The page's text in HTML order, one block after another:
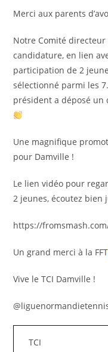
Merci aux parents
Notre Comité
candidature, en lien
participation de 2
sélectionné parmi les
président a déposé un
Une magnifique
pour Damville !
Le lien vidéo pour
2 jeunes, écoutez bien
https://
Un grand merci à la FFT
Vive le TCI Damville !
TCI